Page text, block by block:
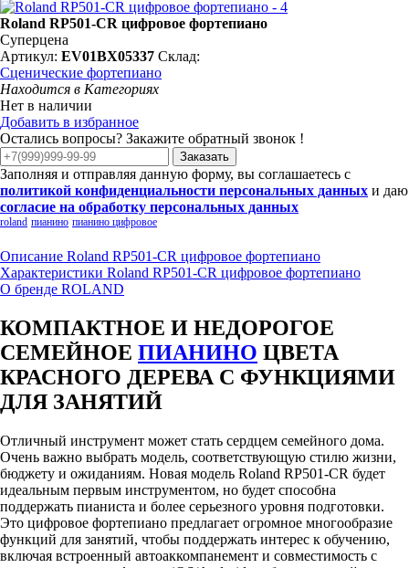
Roland RP501-CR цифровое фортепиано
Суперцена
Артикул: EV01BX05337 Склад:
Сценические фортепиано
Находится в Категориях
Нет в наличии
Добавить в избранное
Остались вопросы? Закажите обратный звонок !
Заказать
Заполняя и отправляя данную форму, вы соглашаетесь с
политикой конфиденциальности персональных данных и даю
согласие на обработку персональных данных
roland пианино пианино цифровое
Описание Roland RP501-CR цифровое фортепиано
Характеристики Roland RP501-CR цифровое фортепиано
О бренде ROLAND
КОМПАКТНОЕ И НЕДОРОГОЕ
СЕМЕЙНОЕ ПИАНИНО ЦВЕТА
КРАСНОГО ДЕРЕВА С ФУНКЦИЯМИ
ДЛЯ ЗАНЯТИЙ
Отличный инструмент может стать сердцем семейного дома.
Очень важно выбрать модель, соответствующую стилю жизни,
бюджету и ожиданиям. Новая модель Roland RP501-CR будет
идеальным первым инструментом, но будет способна
поддержать пианиста и более серьезного уровня подготовки.
Это цифровое фортепиано предлагает огромное многообразие
функций для занятий, чтобы поддержать интерес к обучению,
включая встроенный автоаккомпанемент и совместимость с